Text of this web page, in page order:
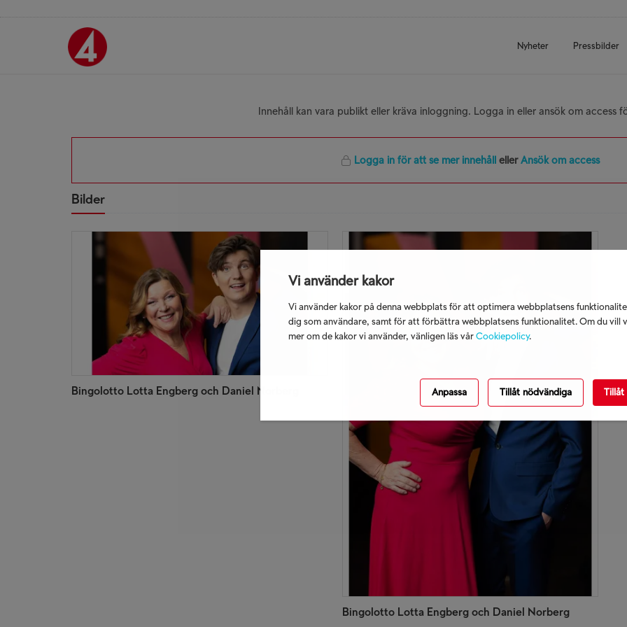
Vi använder kakor
Vi använder kakor på denna webbplats för att optimera webbplatsens
dig som användare, samt för att förbättra webbplatsens funktionalitet. Om du vill
mer om de kakor vi använder, vänligen läs vårCookiepolicy.
Anpassa Tillåt nödvändiga Tillåt
Nyheter Pressbilder
Innehåll kan vara publikt eller kräva inloggning. Logga in eller ansök om access
Logga in för att se mer innehåll ellerAnsök om access
Bilder
Bingolotto Lotta Engberg och Daniel Norberg
Bingolotto Lotta Engberg och Daniel Norberg